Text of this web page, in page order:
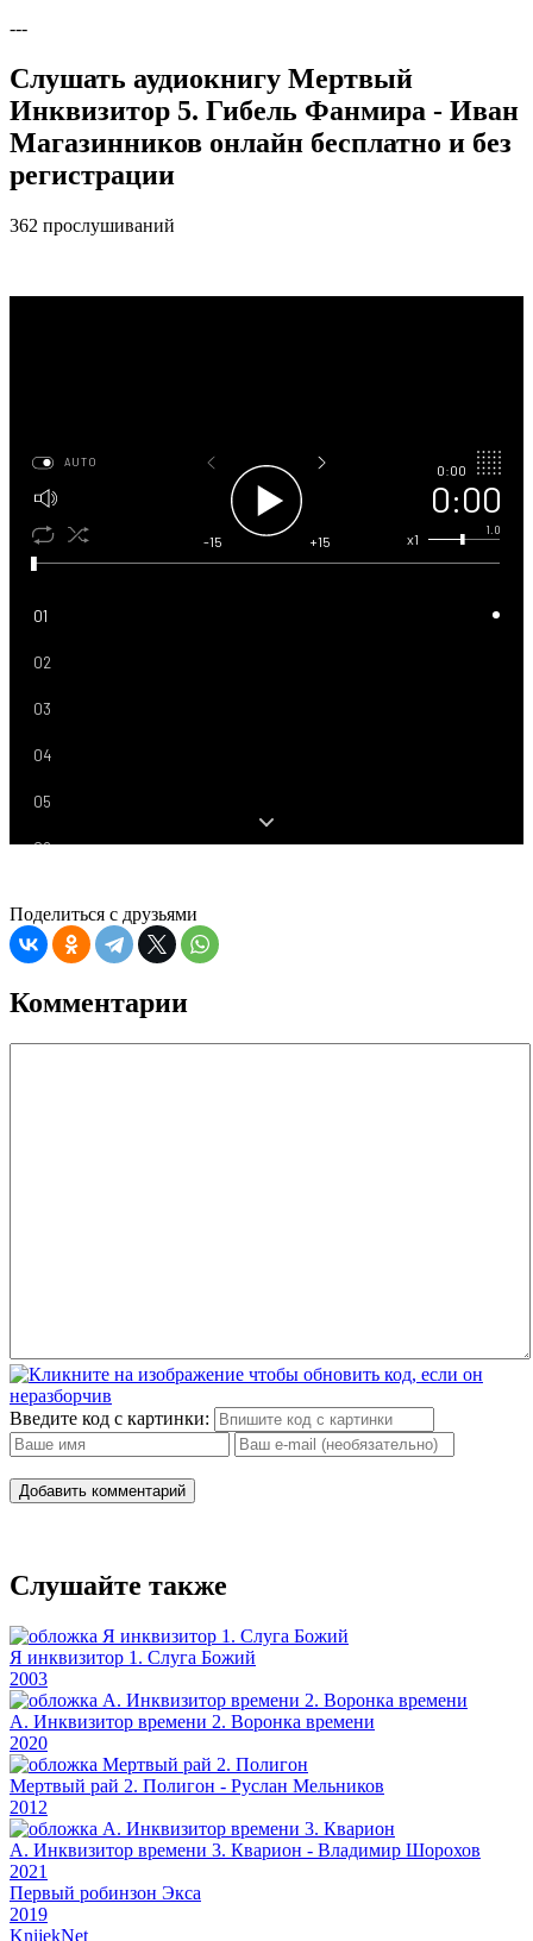
---
Слушать аудиокнигу Мертвый
Инквизитор 5. Гибель Фанмира - Иван
Магазинников онлайн бесплатно и без
регистрации
362 прослушиваний
0:00
0:00
1.0
x1
-15 +15
AUTO
01
02
03
04
05
06
08
17
18
19
20
22
23
24
25
26
27
28
29
Поделиться с друзьями
Комментарии
Введите код с картинки:
Добавить комментарий
Слушайте также
Я инквизитор 1. Слуга Божий
2003
А. Инквизитор времени 2. Воронка времени
2020
Мертвый рай 2. Полигон - Руслан Мельников
2012
А. Инквизитор времени 3. Кварион - Владимир Шорохов
2021
Первый робинзон Экса
2019
KnijekNet